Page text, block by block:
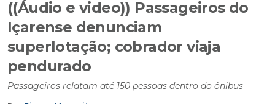
superlotação; cobrador viaja
pendurado
Passageiros relatam até 150 pessoas dentro do ônibus
PorBianca Mesquita